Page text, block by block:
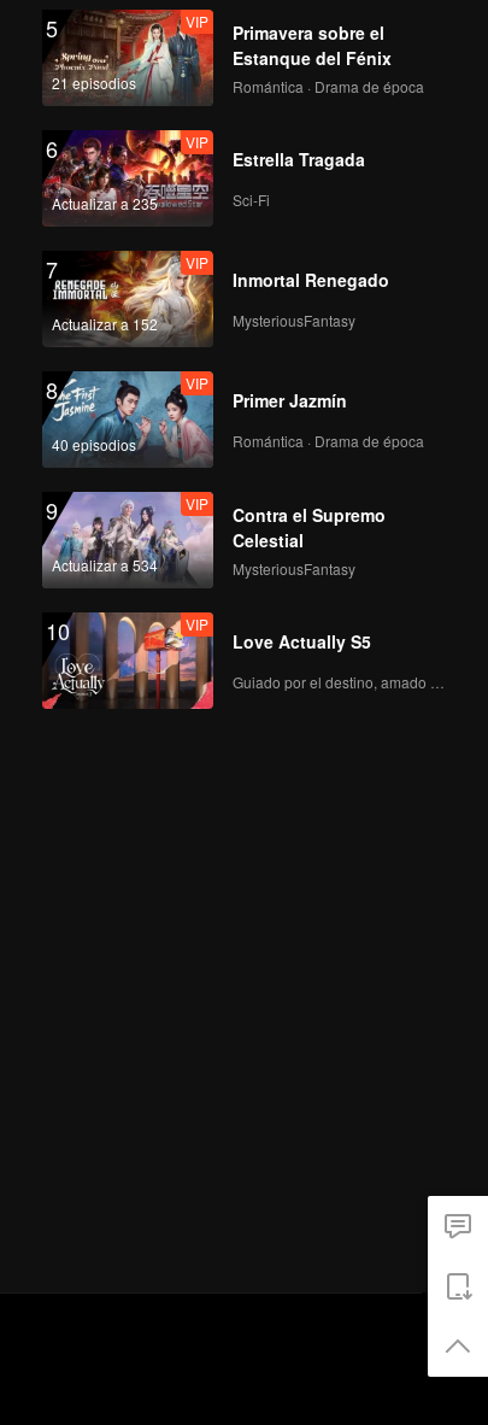
5
21 episodios
VIP
Primavera sobre el
Estanque del Fénix
Romántica · Drama de época
6
Actualizar a 235
VIP
Estrella Tragada
Sci-Fi
7
Actualizar a 152
VIP
Inmortal Renegado
MysteriousFantasy
8
40 episodios
VIP
Primer Jazmín
Romántica · Drama de época
9
Actualizar a 534
VIP
Contra el Supremo
Celestial
MysteriousFantasy
10 VIP
Love Actually S5